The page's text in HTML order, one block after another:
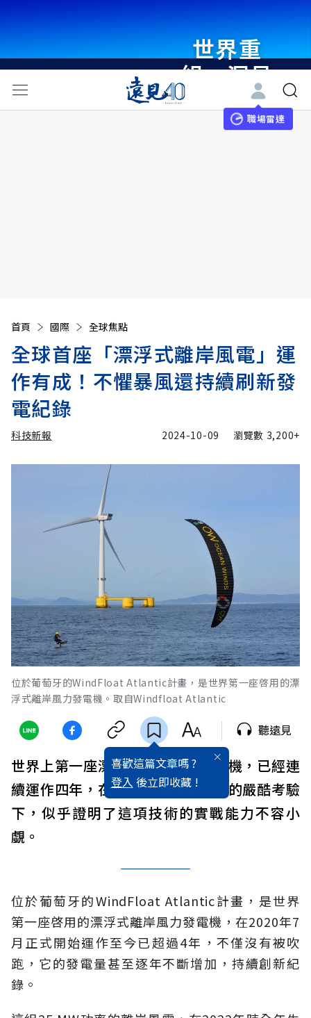
世界重
組・洞見
未來 與
世界領袖
職場雷達
首頁 國際 全球焦點
全球首座「漂浮式離岸風電」運
作有成！不懼暴風還持續刷新發
電紀錄
科技新報 2024-10-09 瀏覽數 3,200+
位於葡萄牙的WindFloat Atlantic計畫，是世界第一座啓用的漂
浮式離岸風力發電機。取自Windfloat Atlantic
喜歡這篇文章嗎 ?
登入 後立即收藏 !
聽遠見
世界上第一座漂浮式離岸風力發電機，已經連
續運作四年，在全球極端氣候加劇的嚴酷考驗
下，似乎證明了這項技術的實戰能力不容小
覷。
位於葡萄牙的WindFloat Atlantic計畫，是世界
第一座啓用的漂浮式離岸風力發電機，在2020年7
月正式開始運作至今已超過4年，不僅沒有被吹
跑，它的發電量甚至逐年不斷增加，持續創新紀
錄。